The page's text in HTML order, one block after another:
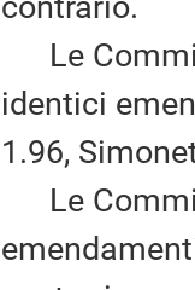
Le
identici
1.96,
Le